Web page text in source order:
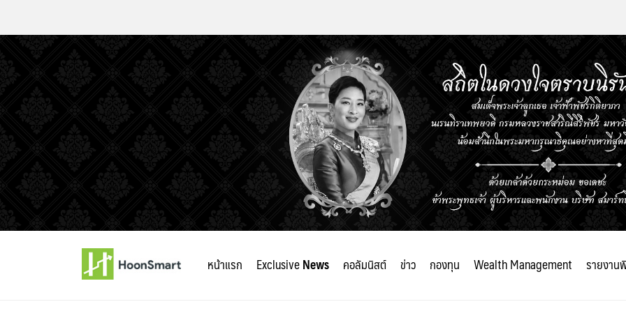
หน้าแรก ExclusiveNews คอลัมนิสต์ ข่าว กองทุน Wealth Management รายงาน